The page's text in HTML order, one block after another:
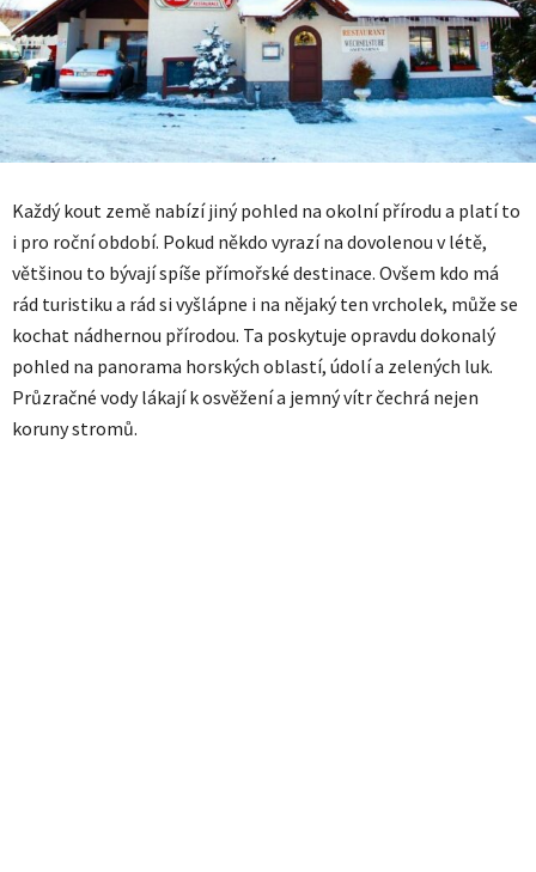
Každý kout země nabízí jiný pohled na okolní přírodu a platí to
i pro roční období. Pokud někdo vyrazí na dovolenou v létě,
většinou to bývají spíše přímořské destinace. Ovšem kdo má
rád turistiku a rád si vyšlápne i na nějaký ten vrcholek, může se
kochat nádhernou přírodou. Ta poskytuje opravdu dokonalý
pohled na panorama horských oblastí, údolí a zelených luk.
Průzračné vody lákají k osvěžení a jemný vítr čechrá nejen
koruny stromů.